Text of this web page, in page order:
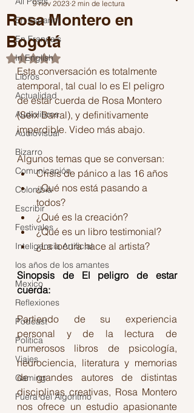
En Español
En Français
In English
Libros
Actualidad
Audiolibros
Audiovisual
Bizarro
Comunicación
Colombia
Escribir
Festivales
Inteligencia Artificial
los años de los amantes
Mexico
Reflexiones
Podcast
Política
Viajes
Gaming
Fuera del Algoritmo
Rosa Montero en
Bogotá
9 nov 2023 2 min de lectura
Obtuvo NaN de 5 estrellas.
Esta conversación es totalmente
atemporal, tal cual lo es El peligro
de estar cuerda de Rosa Montero
(Seix Barral), y definitivamente
imperdible. Video más abajo.
Algunos temas que se conversan:
Crisis de pánico a las 16 años
¿Qué nos está pasando a
todos?
¿Qué es la creación?
¿Qué es un libro testimonial?
¿La locura hace al artista?
Sinopsis de El peligro de estar
cuerda:
Partiendo de su experiencia
personal y de la lectura de
numerosos libros de psicología,
neurociencia, literatura y memorias
de grandes autores de distintas
disciplinas creativas, Rosa Montero
nos ofrece un estudio apasionante